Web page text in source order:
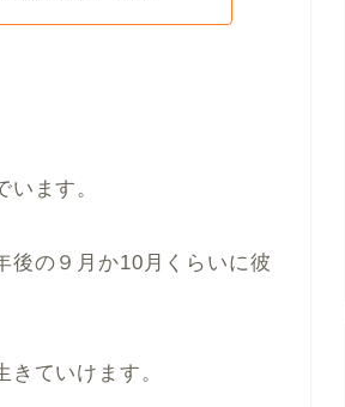
ます。
後の９月か10月くらいに彼
ていけます。